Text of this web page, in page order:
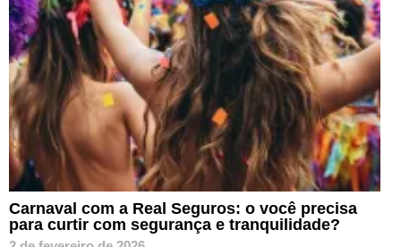
Carnaval com a Real Seguros: o você precisa
para curtir com segurança e tranquilidade?